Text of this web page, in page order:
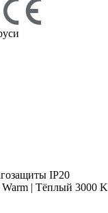
IP20
Warm | Тёплый 3000 K